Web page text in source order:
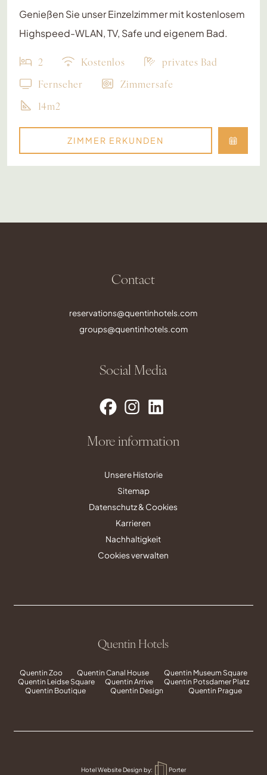
Genießen Sie unser Einzelzimmer mit kostenlosem
Highspeed-WLAN, TV, Safe und eigenem Bad.
2 Kostenlos
privates Bad
Fernseher
Zimmersafe
14m2
ZIMMER ERKUNDEN
Contact
reservations@quentinhotels.com
groups@quentinhotels.com
Social Media
More information
Unsere Historie
Sitemap
Datenschutz & Cookies
Karrieren
Nachhaltigkeit
Cookies verwalten
Quentin Hotels
Quentin Zoo Quentin Canal House
Quentin Museum Square
Quentin Leidse Square
Quentin Arrive
Quentin Potsdamer Platz
Quentin Boutique
Quentin Design Quentin Prague
Hotel Website Design by: Porter